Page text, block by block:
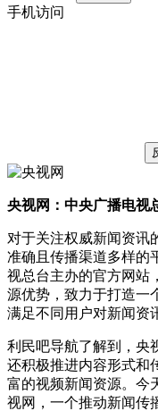
手机访问
央视网：中央广播电视
对于关注权威新闻资讯
准确且传播渠道多样的
视总台主办的官方网站
源优势，致力于打造一
满足不同用户对新闻资
利民吧导航了解到，央
还积极推进内容形式和
富的视频新闻资源。今
视网，一个推动新闻传